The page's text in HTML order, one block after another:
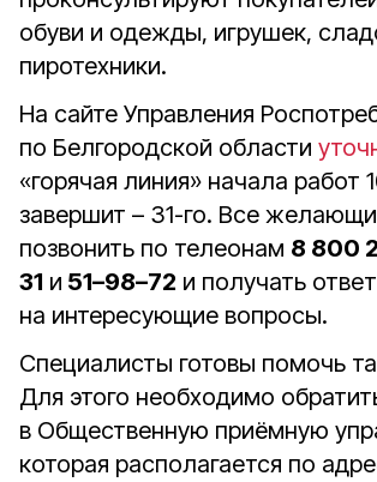
обуви и одежды, игрушек,
пиротехники.
На сайте Управления
по Белгородской области
«горячая линия» начала работ
завершит – 31-го. Все
позвонить по телеонам 8 800
31 и 51–98–72 и получать
на интересующие вопросы.
Специалисты готовы помочь
Для этого необходимо
в Общественную приёмную
которая располагается по